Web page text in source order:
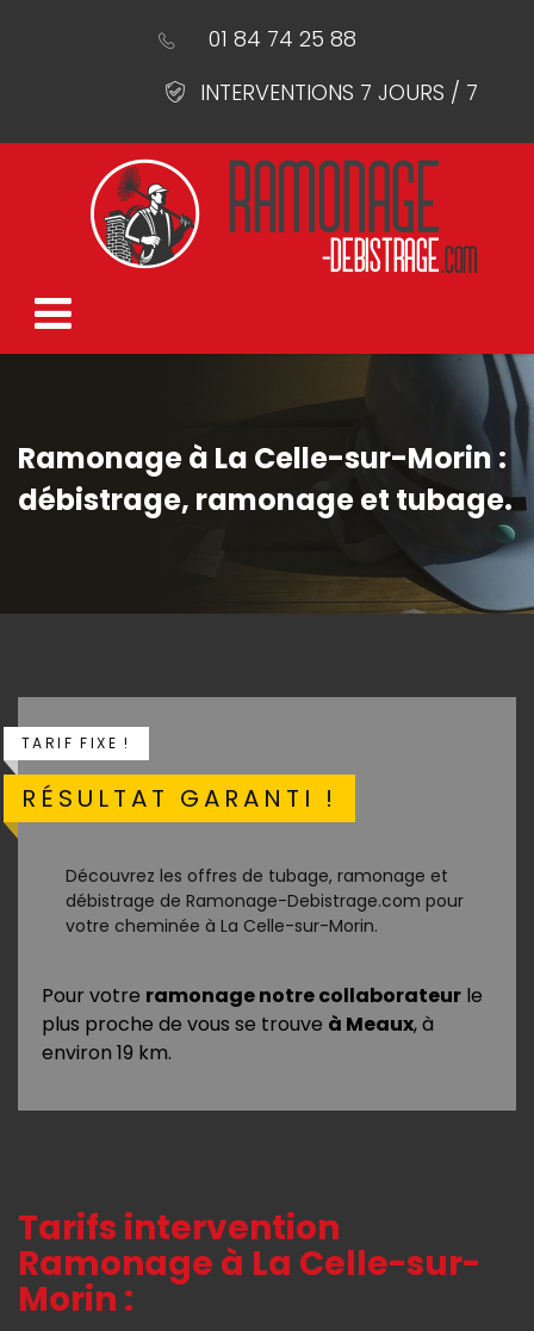
01 84 74 25 88
INTERVENTIONS 7 JOURS / 7
Ramonage à La Celle-sur-Morin :
débistrage, ramonage et tubage.
TARIF FIXE !
RÉSULTAT GARANTI !
Découvrez les offres de tubage, ramonage et
débistrage de Ramonage-Debistrage.com pour
votre cheminée à La Celle-sur-Morin.
Pour votre ramonage notre collaborateur le
plus proche de vous se trouve à Meaux, à
environ 19 km.
Tarifs intervention
Ramonage à La Celle-sur-
Morin :